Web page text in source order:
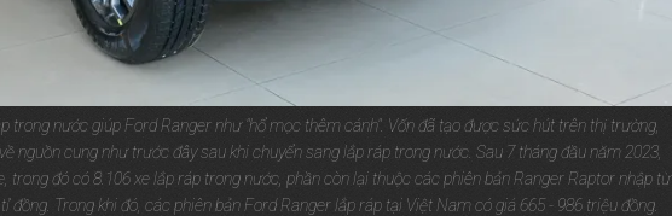
trong nước giúp Ford Ranger như "hổ mọc thêm cánh". Vốn đã tạo được sức hút trên thị trường,
nguồn cung như trước đây sau khi chuyển sang lắp ráp trong nước. Sau 7 tháng đầu năm 2023,
trong đó có 8.106 xe lắp ráp trong nước, phần còn lại thuộc các phiên bản Ranger Raptor nhập từ
đồng. Trong khi đó, các phiên bản Ford Ranger lắp ráp tại Việt Nam có giá 665 - 986 triệu đồng.